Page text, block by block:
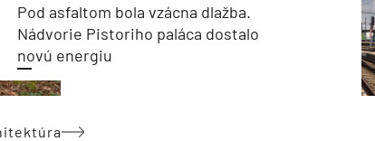
Pod asfaltom bola vzácna dlažba.
Nádvorie Pistoriho paláca dostalo
novú energiu